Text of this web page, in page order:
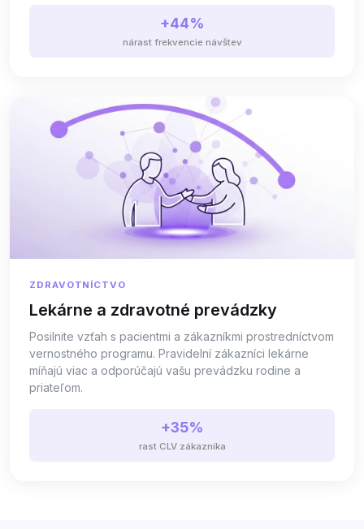
+44%
nárast frekvencie návštev
ZDRAVOTNÍCTVO
Lekárne a zdravotné prevádzky
Posilnite vzťah s pacientmi a zákazníkmi prostredníctvom
vernostného programu. Pravidelní zákazníci lekárne
míňajú viac a odporúčajú vašu prevádzku rodine a
priateľom.
+35%
rast CLV zákazníka